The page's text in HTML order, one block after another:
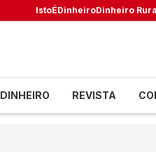
IstoÉDinheiroDinheiro
DINHEIRO REVISTA